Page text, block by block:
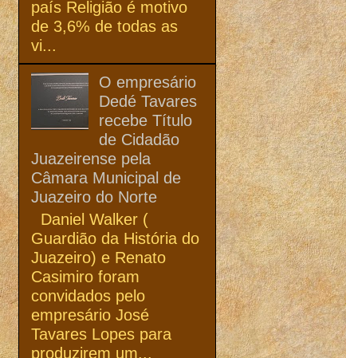
país Religião é motivo
de 3,6% de todas as
vi...
O empresário
Dedé Tavares
recebe Título
de Cidadão
Juazeirense pela
Câmara Municipal de
Juazeiro do Norte
Daniel Walker (
Guardião da História do
Juazeiro) e Renato
Casimiro foram
convidados pelo
empresário José
Tavares Lopes para
produzirem um...